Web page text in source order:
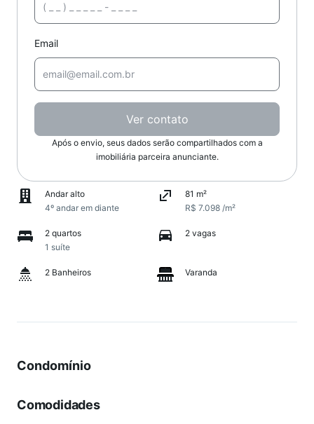
Email
Ver contato
Após o envio, seus dados serão compartilhados com a
imobiliária parceira anunciante.
Andar alto
4º andar em diante
81 m²
R$ 7.098 /m²
2 quartos
1 suíte
2 vagas
2 Banheiros Varanda
Condomínio
Comodidades